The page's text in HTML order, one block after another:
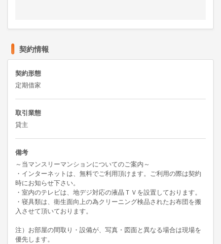
契約情報
契約形態
定期借家
取引業態
貸主
備考
～当マンスリーマンションについてのご案内～
・インターネットは、無料でご利用頂けます。ご利用の際は契約
時にお知らせ下さい。
・室内のテレビは、地デジ対応の液晶ＴＶを設置しております。
・寝具類は、衛生面向上の為クリーニング検品されたお布団を搬
入させて頂いております。
注）お部屋の間取り・設備が、写真・図面と異なる場合は現場を
優先します。